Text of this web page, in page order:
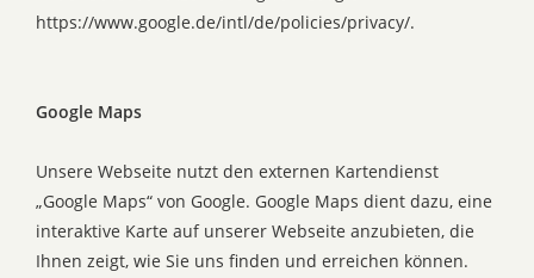
https://www.google.de/intl/de/policies/privacy/.
Google Maps
Unsere Webseite nutzt den externen Kartendienst
„Google Maps“ von Google. Google Maps dient dazu, eine
interaktive Karte auf unserer Webseite anzubieten, die
Ihnen zeigt, wie Sie uns finden und erreichen können.